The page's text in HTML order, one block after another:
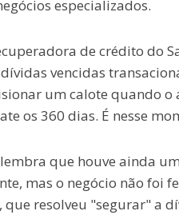
especializados.
de crédito do
vencidas
um calote quando
os 360 dias. É nesse
que houve ainda
mas o negócio não foi
que resolveu "segurar" a